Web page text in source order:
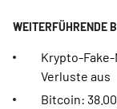
Krypto-
Verluste aus
Bitcoin: